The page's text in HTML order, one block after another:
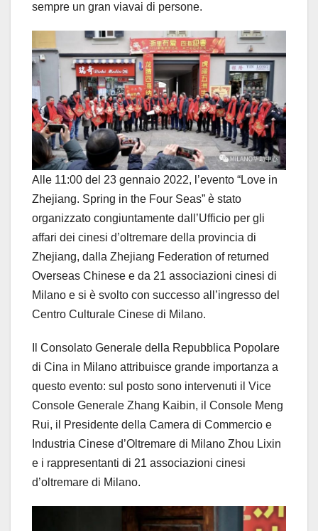
sempre un gran viavai di persone.
Alle 11:00 del 23 gennaio 2022, l’evento “Love in
Zhejiang. Spring in the Four Seas” è stato
organizzato congiuntamente dall’Ufficio per gli
affari dei cinesi d’oltremare della provincia di
Zhejiang, dalla Zhejiang Federation of returned
Overseas Chinese e da 21 associazioni cinesi di
Milano e si è svolto con successo all’ingresso del
Centro Culturale Cinese di Milano.
Il Consolato Generale della Repubblica Popolare
di Cina in Milano attribuisce grande importanza a
questo evento: sul posto sono intervenuti il ​​Vice
Console Generale Zhang Kaibin, il Console Meng
Rui, il Presidente della Camera di Commercio e
Industria Cinese d’Oltremare di Milano Zhou Lixin
e i rappresentanti di 21 associazioni cinesi
d’oltremare di Milano.